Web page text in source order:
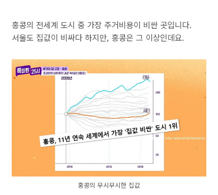
홍콩의 전세계 도시 중 가장 주거비용이 비싼 곳입니다.
서울도 집값이 비싸다 하지만, 홍콩은 그 이상인데요.
홍콩의 무시무시한 집값